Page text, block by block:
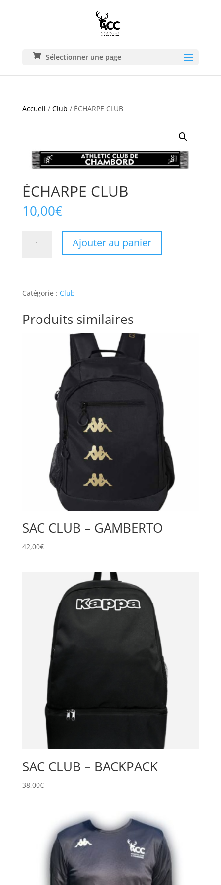
Sélectionner une page
Accueil / Club / ÉCHARPE CLUB
ÉCHARPE CLUB
10,00€
Ajouter au panier
Catégorie : Club
Produits similaires
SAC CLUB – GAMBERTO
42,00€
SAC CLUB – BACKPACK
38,00€